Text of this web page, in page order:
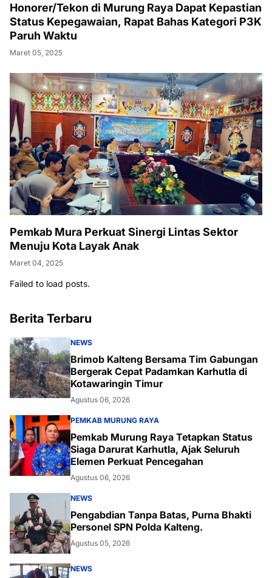
Honorer/Tekon di Murung Raya Dapat Kepastian
Status Kepegawaian, Rapat Bahas Kategori P3K
Paruh Waktu
Maret 05, 2025
Pemkab Mura Perkuat Sinergi Lintas Sektor
Menuju Kota Layak Anak
Maret 04, 2025
Failed to load posts.
Berita Terbaru
NEWS
Brimob Kalteng Bersama Tim Gabungan
Bergerak Cepat Padamkan Karhutla di
Kotawaringin Timur
Agustus 06, 2026
PEMKAB MURUNG RAYA
Pemkab Murung Raya Tetapkan Status
Siaga Darurat Karhutla, Ajak Seluruh
Elemen Perkuat Pencegahan
Agustus 06, 2026
NEWS
Pengabdian Tanpa Batas, Purna Bhakti
Personel SPN Polda Kalteng.
Agustus 05, 2026
NEWS